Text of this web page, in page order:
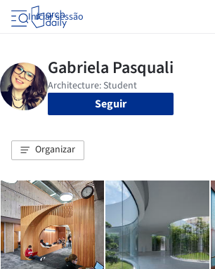
Iniciar sessão
Seguir
Organizar